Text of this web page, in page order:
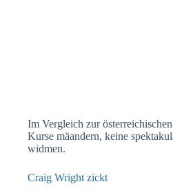
Im Vergleich zur
Kurse mäandern, keine
widmen.
Craig Wright zickt